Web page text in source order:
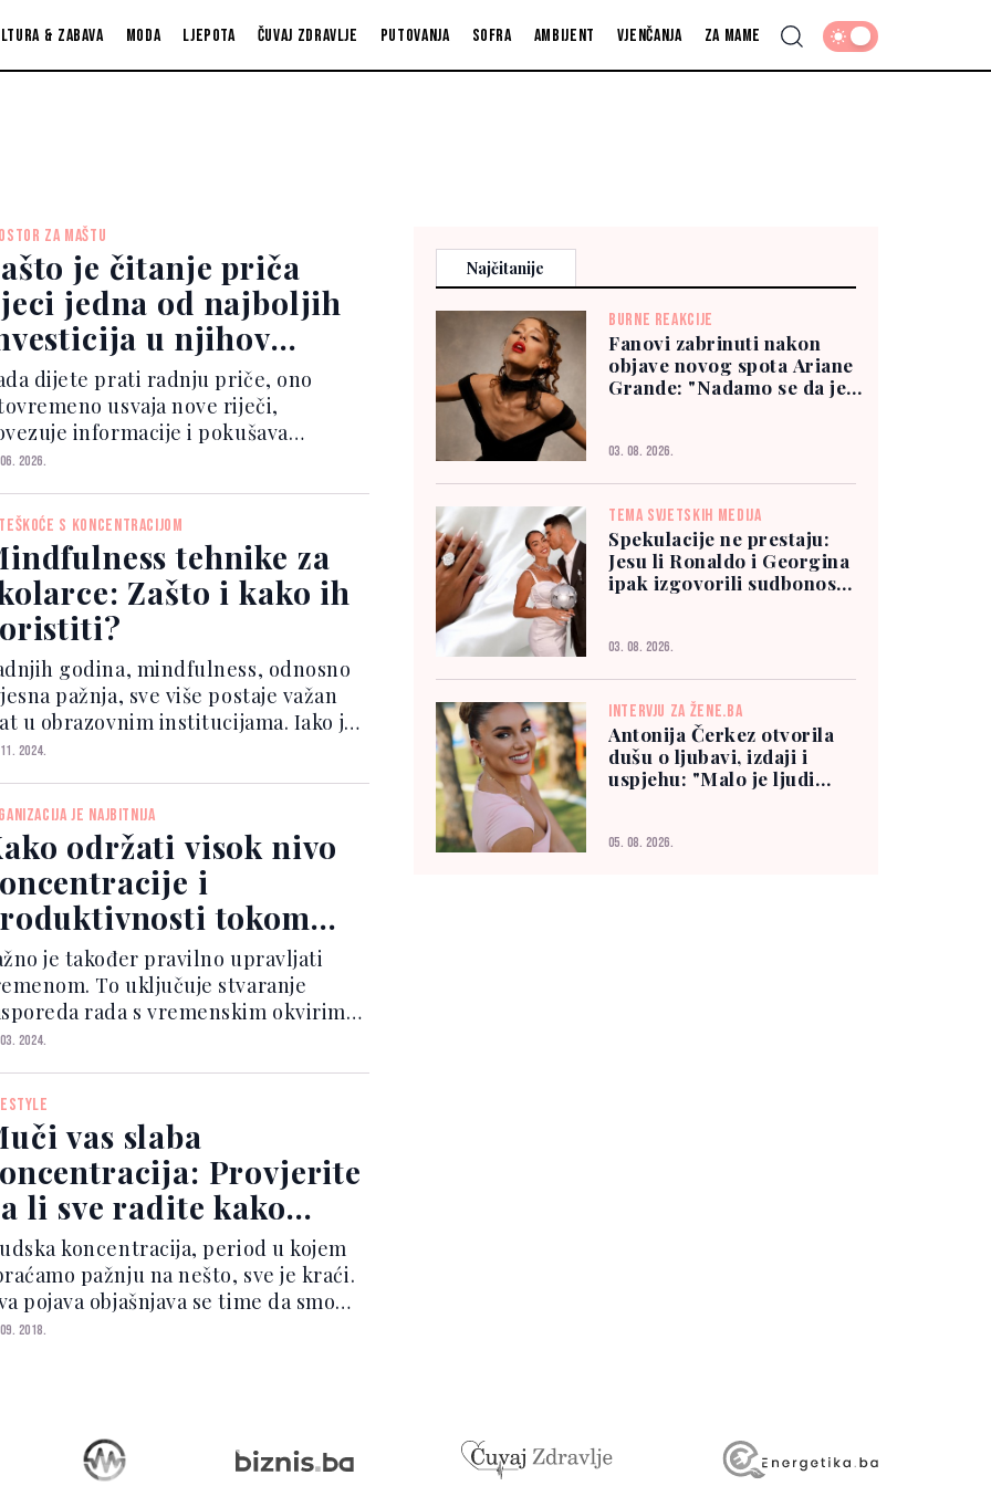
& zabava Moda Ljepota Čuvaj zdravlje Putovanja Sofra Ambijent Vjenčanja Za mame
ZA MAŠTU
je čitanje priča
jedna od najboljih
u njihov
dijete prati radnju priče, ono
usvaja nove riječi,
informacije i pokušava
postupke likova. Na taj način
odnose među ljudima i
Posebnu vrije...
2026.
S KONCENTRACIJOM
tehnike za
Zašto i kako ih
godina, mindfulness, odnosno
pažnja, sve više postaje važan
u obrazovnim institucijama. Iako je
mindfulnessa već popularna
njegovu primjenu u školama.
škole već prim...
2024.
JE NAJBITNIJA
održati visok nivo
i
tokom
radnog dana
je također pravilno upravljati
To uključuje stvaranje
rada s vremenskim okvirima
svaki zadatak ili aktivnost, uz
kratke stanke omogućuju
da se odmori i obnovi,...
2024.
vas slaba
Provjerite
li sve radite kako
koncentracija, period u kojem
pažnju na nešto, sve je kraći.
pojava objašnjava se time da smo
interneta i digitalnih uređaja
2018.
Najčitanije
BURNE REAKCIJE
Fanovi zabrinuti nakon
objave novog spota Ariane
Grande: "Nadamo se da je
03. 08. 2026.
TEMA SVJETSKIH MEDIJA
Spekulacije ne prestaju:
Jesu li Ronaldo i Georgina
ipak izgovorili sudbonosno
03. 08. 2026.
INTERVJU ZA ŽENE.BA
Antonija Čerkez otvorila
dušu o ljubavi, izdaji i
uspjehu: "Malo je ljudi
05. 08. 2026.